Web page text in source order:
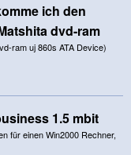
ich den
dvd-ram
ram uj 860s ATA Device)
1.5 mbit
für einen Win2000 Rechner,